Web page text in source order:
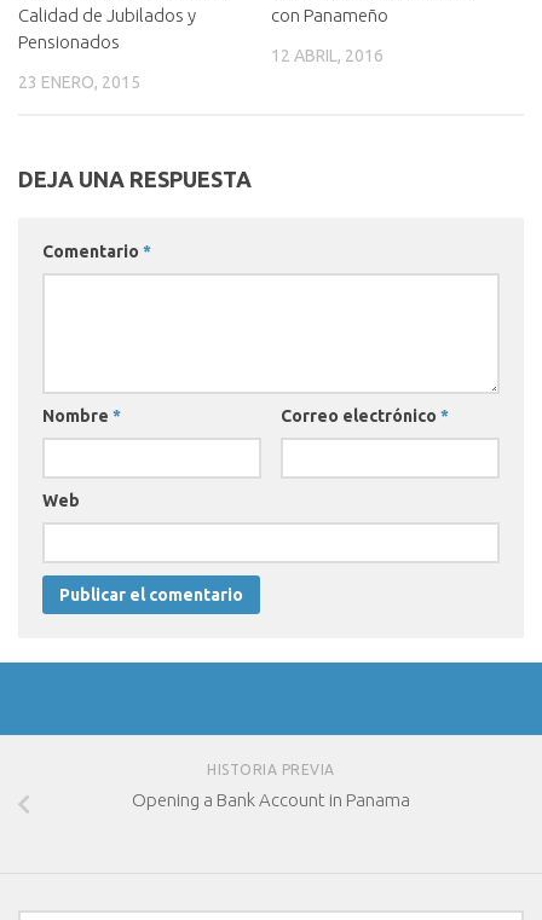
Calidad de Jubilados y
Pensionados
23 ENERO, 2015
con Panameño
12 ABRIL, 2016
DEJA UNA RESPUESTA
Comentario *
Nombre * Correo electrónico *
Web
HISTORIA PREVIA
Opening a Bank Account in Panama